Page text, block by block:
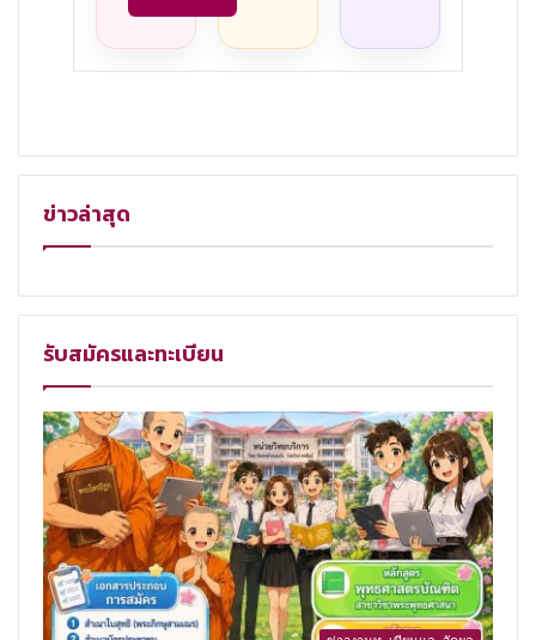
ข่าวล่าสุด
รับสมัครและทะเบียน